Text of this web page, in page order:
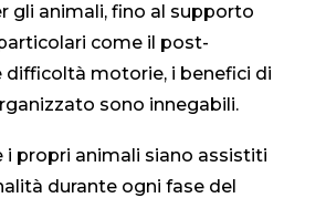
gli animali, fino al supporto
come il post-
difficoltà motorie, i benefici di
sono innegabili.
i propri animali siano assistiti
durante ogni fase del